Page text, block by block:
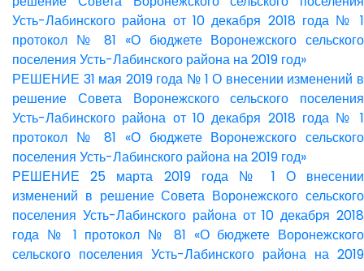
Усть-Лабинского района от 10 декабря 2018 года № 1
протокол № 81 «О бюджете Воронежского сельского
поселения Усть-Лабинского района на 2019 год»
РЕШЕНИЕ 31 мая 2019 года № 1 О внесении изменений в
решение Совета Воронежского сельского поселения
Усть-Лабинского района от 10 декабря 2018 года № 1
протокол № 81 «О бюджете Воронежского сельского
поселения Усть-Лабинского района на 2019 год»
РЕШЕНИЕ 25 марта 2019 года № 1 О внесении
изменений в решение Совета Воронежского сельского
поселения Усть-Лабинского района от 10 декабря 2018
года № 1 протокол № 81 «О бюджете Воронежского
сельского поселения Усть-Лабинского района на 2019